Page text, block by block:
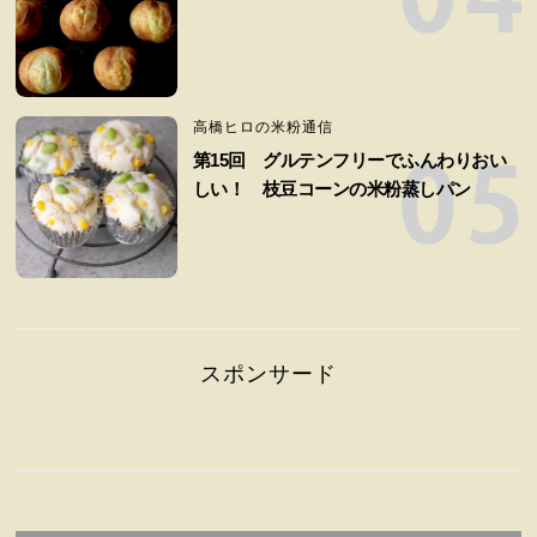
高橋ヒロの米粉通信
第15回 グルテンフリーでふんわりおい
しい！ 枝豆コーンの米粉蒸しパン
スポンサード